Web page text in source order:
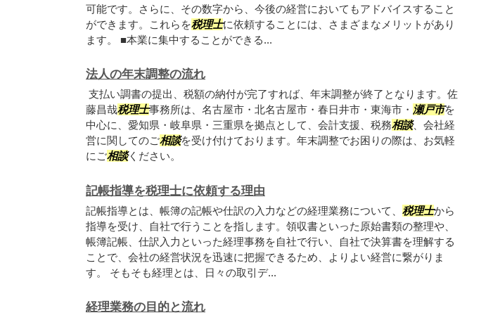
可能です。さらに、その数字から、今後の経営においてもアドバイスすること
ができます。これらを税理士に依頼することには、さまざまなメリットがあり
ます。 ■本業に集中することができる...
法人の年末調整の流れ
支払い調書の提出、税額の納付が完了すれば、年末調整が終了となります。佐
藤昌哉税理士事務所は、名古屋市・北名古屋市・春日井市・東海市・ 瀬戸市を
中心に、愛知県・岐阜県・三重県を拠点として、会計支援、税務相談、会社経
営に関してのご相談を受け付けております。年末調整でお困りの際は、お気軽
にご相談ください。
記帳指導を税理士に依頼する理由
記帳指導とは、帳簿の記帳や仕訳の入力などの経理業務について、 税理士から
指導を受け、自社で行うことを指します。領収書といった原始書類の整理や、
帳簿記帳、仕訳入力といった経理事務を自社で行い、自社で決算書を理解する
ことで、会社の経営状況を迅速に把握できるため、よりよい経営に繋がりま
す。 そもそも経理とは、日々の取引デ...
経理業務の目的と流れ